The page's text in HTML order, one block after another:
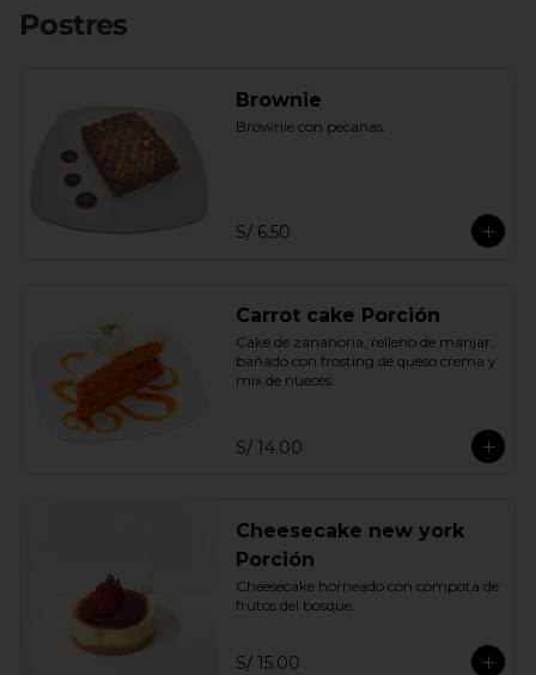
Postres
Brownie
Brownie con pecanas.
S/ 6.50
Carrot cake Porción
Cake de zanahoria, relleno de manjar,
bañado con frosting de queso crema y
mix de nueces.
S/ 14.00
Cheesecake new york
Porción
Cheesecake horneado con compota de
frutos del bosque.
S/ 15.00